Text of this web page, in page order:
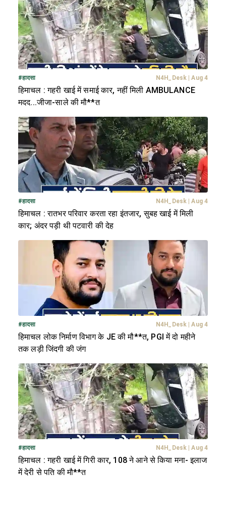
#हादसा N4H_Desk Aug 4
हिमाचल : गहरी खाई में समाई कार, नहीं मिली AMBULANCE
मदद...जीजा-साले की मौ**त
#हादसा N4H_Desk Aug 4
हिमाचल : रातभर परिवार करता रहा इंतजार, सुबह खाई में मिली
कार; अंदर पड़ी थी पटवारी की देह
#हादसा N4H_Desk Aug 4
हिमाचल लोक निर्माण विभाग के JE की मौ**त, PGI में दो महीने
तक लड़ी जिंदगी की जंग
#हादसा N4H_Desk Aug 4
हिमाचल : गहरी खाई में गिरी कार, 108 ने आने से किया मना- इलाज
में देरी से पति की मौ**त